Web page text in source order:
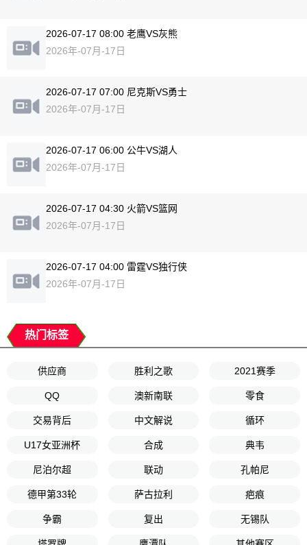
2026-07-17 08:00 老鹰VS灰熊
2026年-07月-17日
2026-07-17 07:00 尼克斯VS勇士
2026年-07月-17日
2026-07-17 06:00 公牛VS湖人
2026年-07月-17日
2026-07-17 04:30 火箭VS篮网
2026年-07月-17日
2026-07-17 04:00 雷霆VS独行侠
2026年-07月-17日
热门标签
供应商 胜利之歌 2021赛季
QQ 澳新南联 零食
交易背后 中文解说 循环
U17女亚洲杯 合成 典韦
尼泊尔超 联动 孔帕尼
德甲第33轮 萨古拉利 疤痕
争霸 复出 无锡队